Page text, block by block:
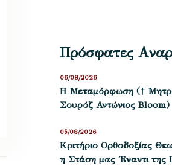
Πρόσφατες
Η Μεταμόρφωση (†
Σουρόζ Αντώνιος Bloom)
06/08/2026
Kριτήριο Oρθοδοξίας
η Στάση μας ΄Εναντι της
05/08/2026